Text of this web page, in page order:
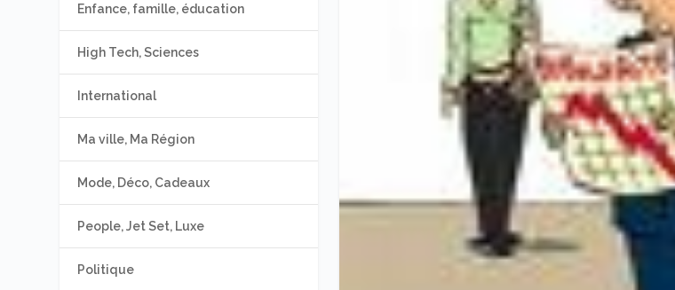
Enfance, famille, éducation
High Tech, Sciences
International
Ma ville, Ma Région
Mode, Déco, Cadeaux
People, Jet Set, Luxe
Politique